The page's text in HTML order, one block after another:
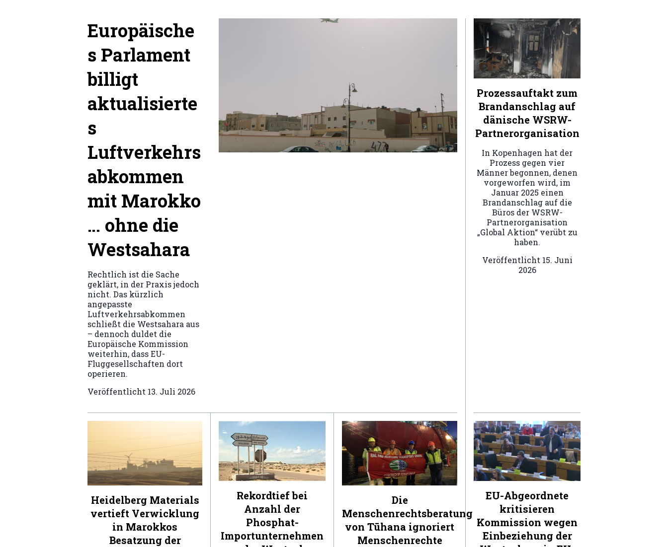
Europäische
s Parlament
billigt
aktualisierte
s
Luftverkehrs
abkommen
mit Marokko
… ohne die
Westsahara
Rechtlich ist die Sache
geklärt, in der Praxis jedoch
nicht. Das kürzlich
angepasste
Luftverkehrsabkommen
schließt die Westsahara aus
– dennoch duldet die
Europäische Kommission
weiterhin, dass EU-
Fluggesellschaften dort
operieren.
Veröffentlicht 13. Juli 2026
Prozessauftakt zum
Brandanschlag auf
dänische WSRW-
Partnerorganisation
In Kopenhagen hat der
Prozess gegen vier
Männer begonnen, denen
vorgeworfen wird, im
Januar 2025 einen
Brandanschlag auf die
Büros der WSRW-
Partnerorganisation
„Global Aktion“ verübt zu
haben.
Veröffentlicht 15. Juni
2026
Heidelberg Materials
vertieft Verwicklung
in Marokkos
Besatzung der
Rekordtief bei
Anzahl der
Phosphat-
Importunternehmen
Die
Menschenrechtsberatung
von Tūhana ignoriert
Menschenrechte
EU-Abgeordnete
kritisieren
Kommission wegen
Einbeziehung der